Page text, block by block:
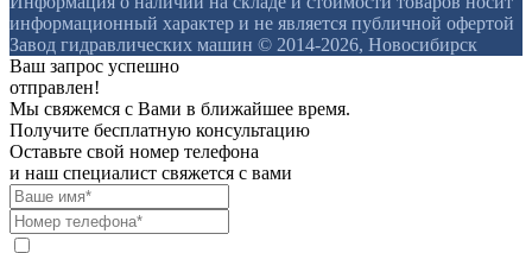
информационный характер и не является публичной офертой
Завод гидравлических машин © 2014-2026, Новосибирск
Ваш запрос успешно
отправлен!
Мы свяжемся с Вами в ближайшее время.
Получите бесплатную консультацию
Оставьте свой номер телефона
и наш специалист свяжется с вами